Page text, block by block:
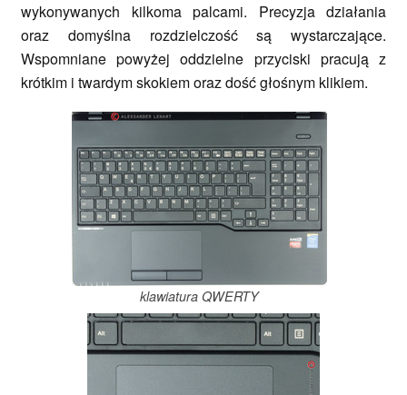
wykonywanych kilkoma palcami. Precyzja działania
oraz domyślna rozdzielczość są wystarczające.
Wspomniane powyżej oddzielne przyciski pracują z
krótkim i twardym skokiem oraz dość głośnym klikiem.
klawiatura QWERTY